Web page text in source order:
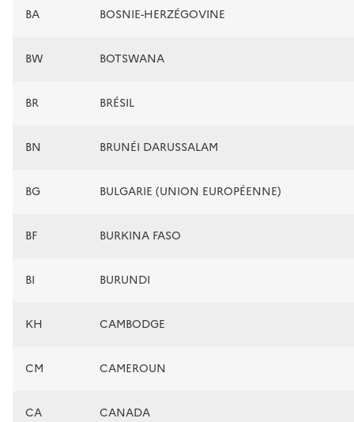
BA BOSNIE-HERZÉGOVINE
BW BOTSWANA
BR BRÉSIL
BN BRUNÉI DARUSSALAM
BG BULGARIE (UNION EUROPÉENNE)
BF BURKINA FASO
BI BURUNDI
KH CAMBODGE
CM CAMEROUN
CA CANADA